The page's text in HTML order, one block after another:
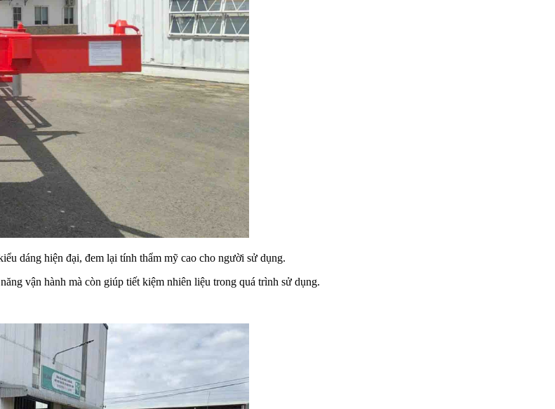
dáng hiện đại, đem lại tính thẩm mỹ cao cho người sử dụng.
vận hành mà còn giúp tiết kiệm nhiên liệu trong quá trình sử dụng.